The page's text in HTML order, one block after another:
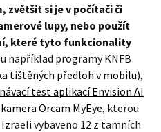
zvětšit si je v počítači či
lupy, nebo použít
které tyto funkcionality
například programy KNFB
tištěných předloh v mobilu),
test aplikací Envision AI
Orcam MyEye, kterou
vybaveno 12 z tamních